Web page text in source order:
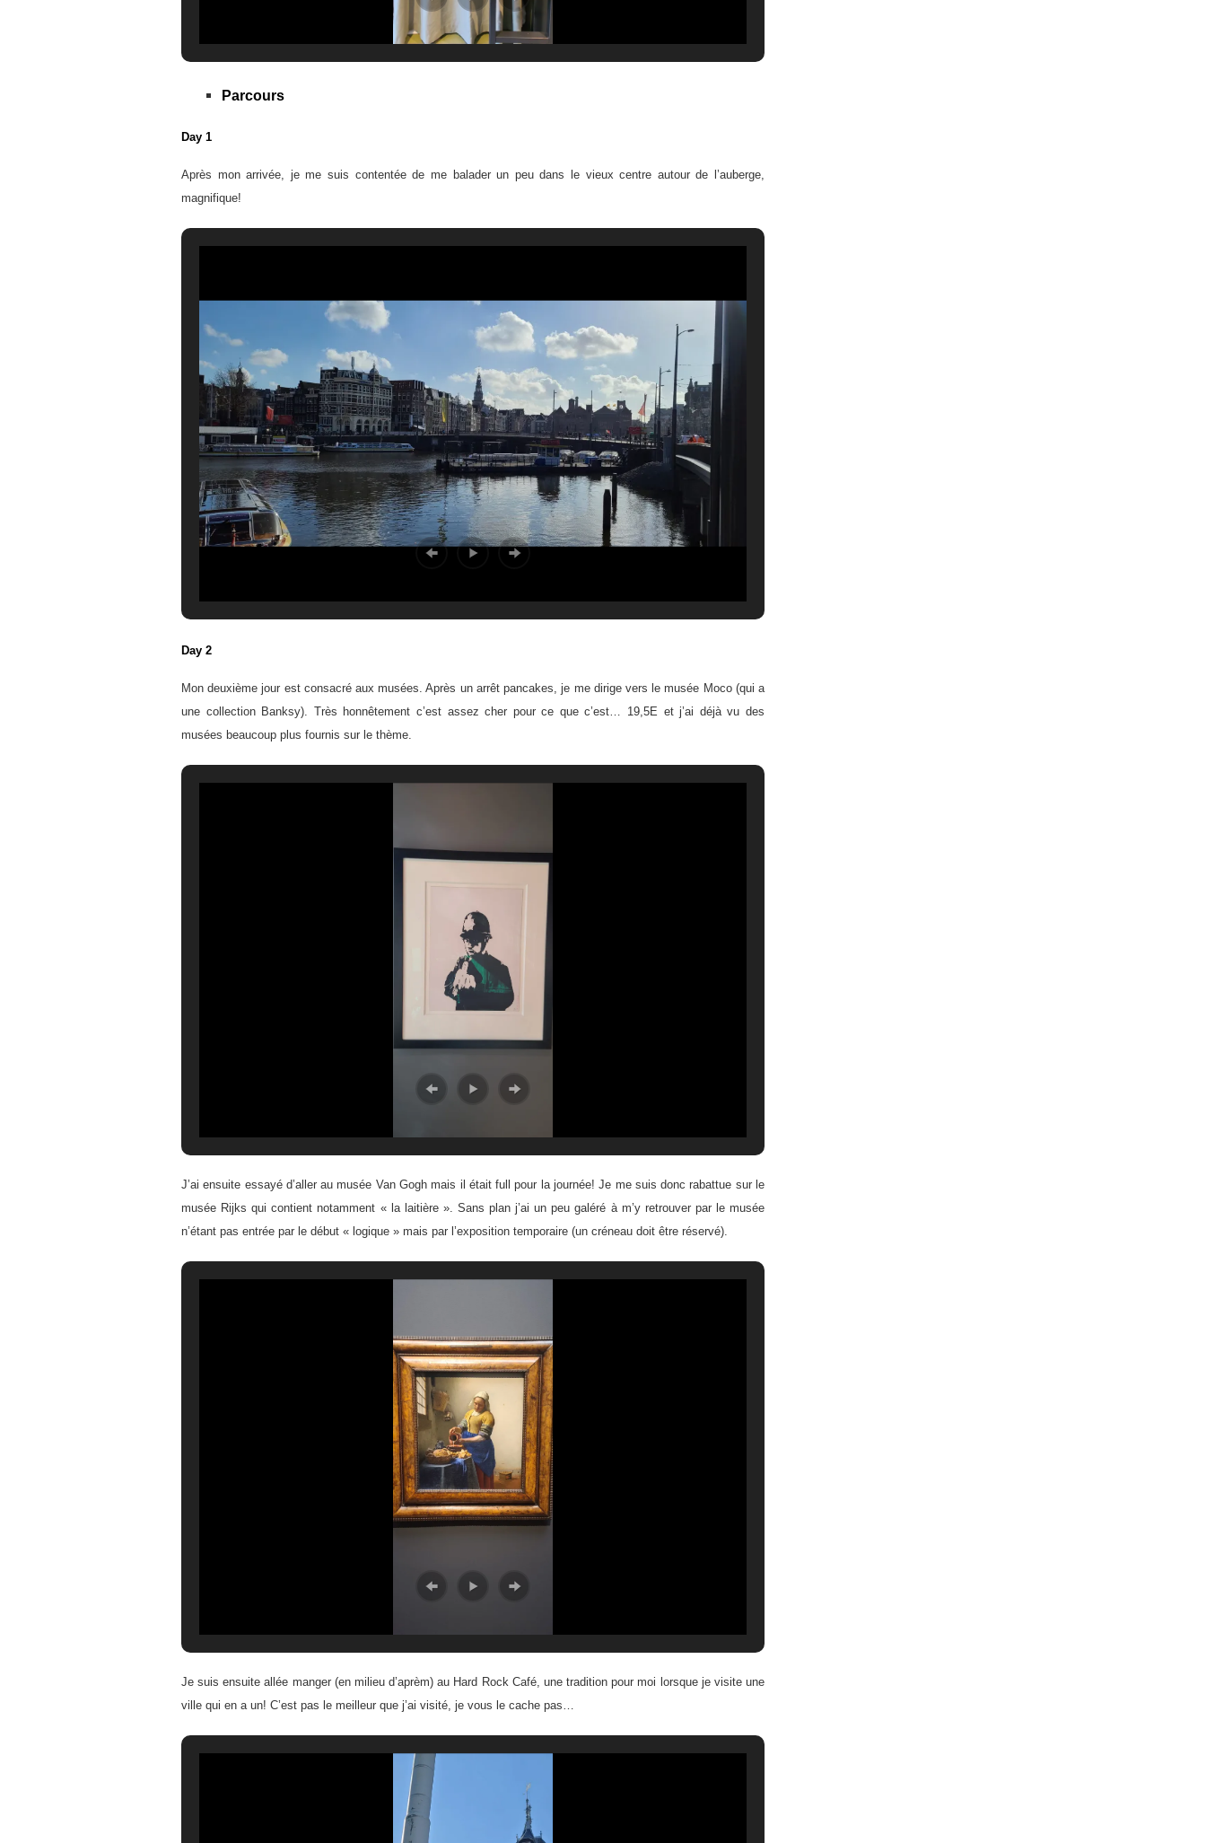
Parcours
Day 1
Après mon arrivée, je me suis contentée de me balader un peu dans le vieux centre autour de l’auberge,
magnifique!
Day 2
Mon deuxième jour est consacré aux musées. Après un arrêt pancakes, je me dirige vers le musée Moco (qui a
une collection Banksy). Très honnêtement c’est assez cher pour ce que c’est… 19,5E et j’ai déjà vu des
musées beaucoup plus fournis sur le thème.
J’ai ensuite essayé d’aller au musée Van Gogh mais il était full pour la journée! Je me suis donc rabattue sur le
musée Rijks qui contient notamment « la laitière ». Sans plan j’ai un peu galéré à m’y retrouver par le musée
n’étant pas entrée par le début « logique » mais par l’exposition temporaire (un créneau doit être réservé).
Je suis ensuite allée manger (en milieu d’aprèm) au Hard Rock Café, une tradition pour moi lorsque je visite une
ville qui en a un! C’est pas le meilleur que j’ai visité, je vous le cache pas…